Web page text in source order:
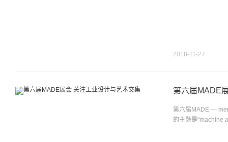
2018-11-27
第六届MADE
第六届MADE —
的主题是“machine